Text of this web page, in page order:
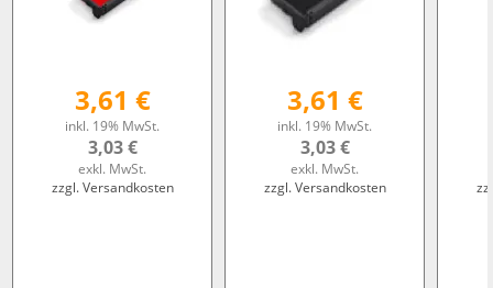
3,61 €
inkl. 19% MwSt.
3,03 €
exkl. MwSt.
zzgl. Versandkosten
3,61 €
inkl. 19% MwSt.
3,03 €
exkl. MwSt.
zzgl. Versandkosten